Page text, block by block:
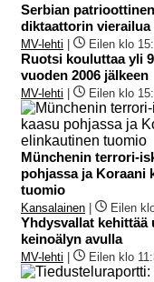
Serbian
diktaattorin vierailua
MV-lehti | Eilen klo
Ruotsi kouluttaa yli
vuoden 2006 jälkeen
MV-lehti | Eilen klo
Münchenin terrori-
pohjassa ja Koraani
tuomio
Kansalainen | Eilen
Yhdysvallat kehittää
keinoälyn avulla
MV-lehti | Eilen klo